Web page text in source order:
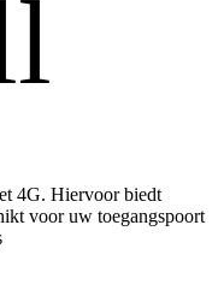
4G. Hiervoor biedt
voor uw toegangspoort